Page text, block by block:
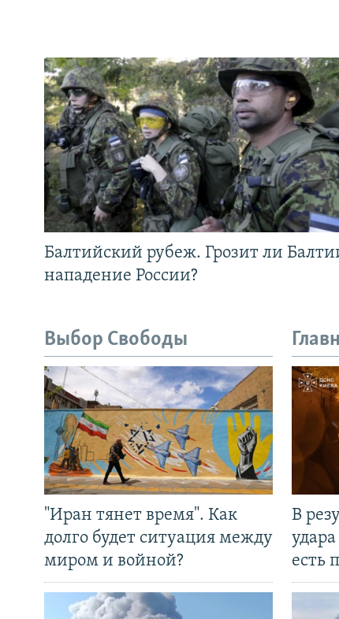
Балтийский рубеж. Грозит ли
нападение России?
Выбор Свободы
"Иран тянет время". Как
долго будет ситуация между
миром и войной?
В
есть